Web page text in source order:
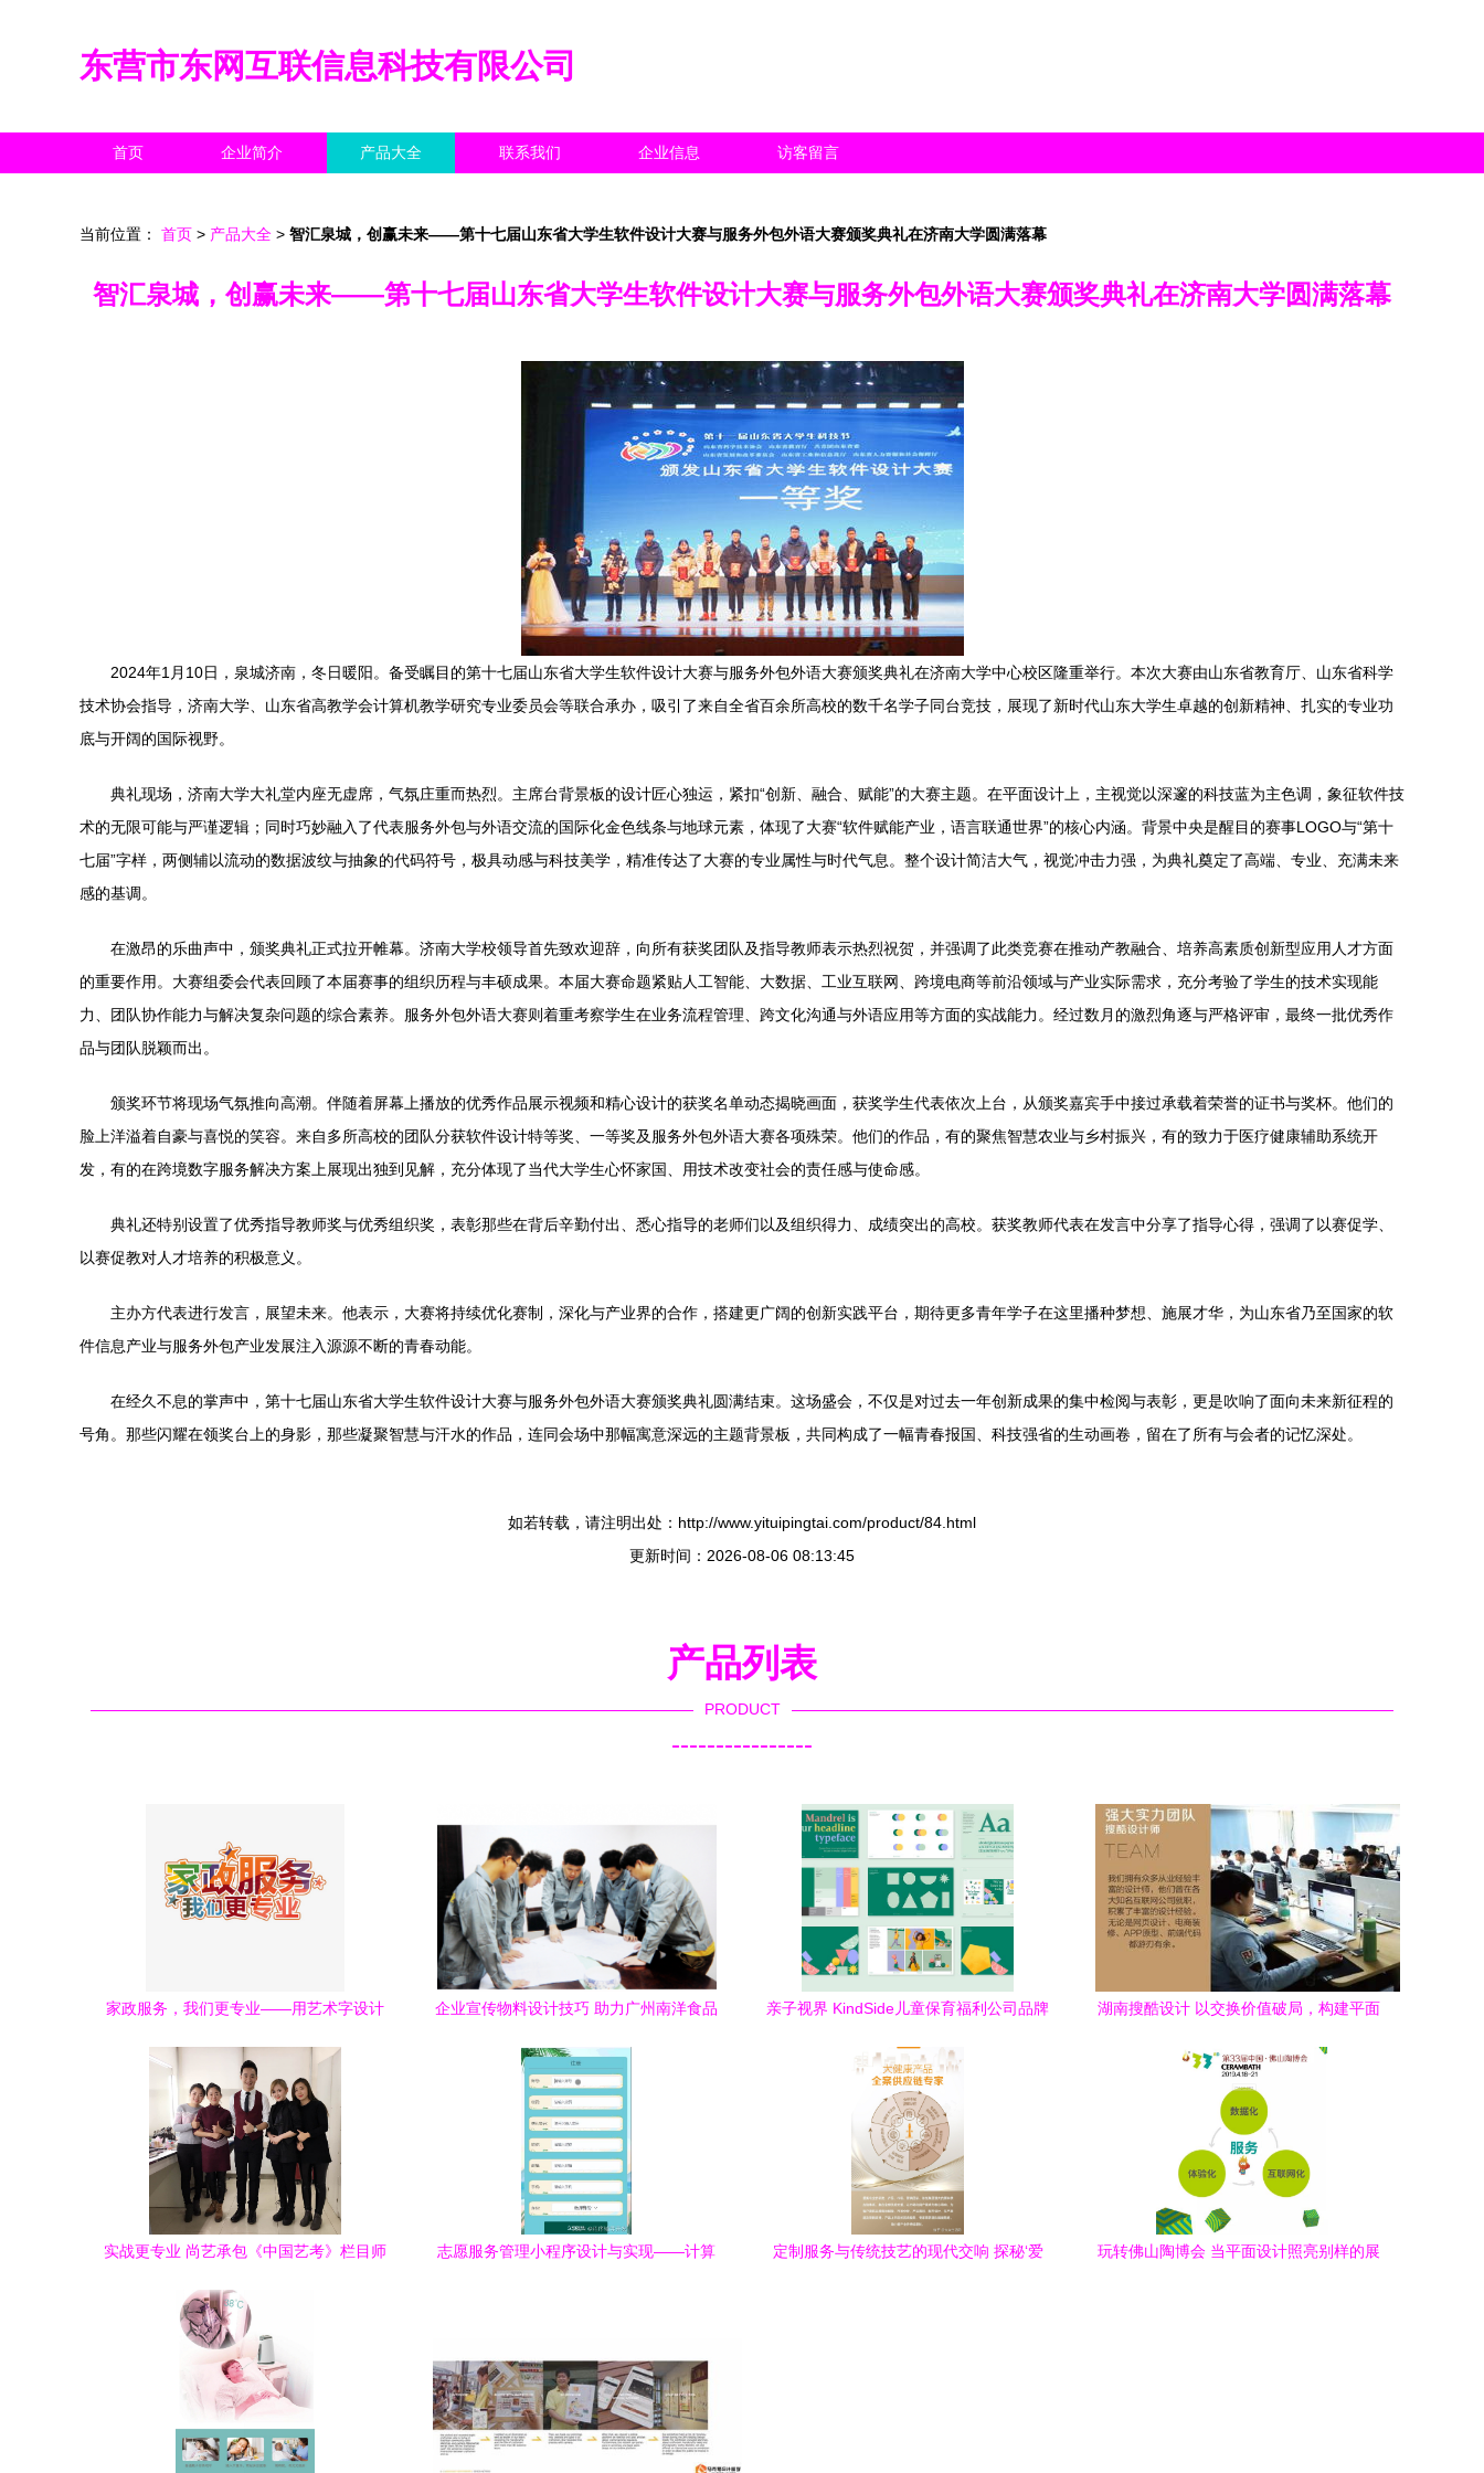
东营市东网互联信息科技有限公司
首页 企业简介 产品大全 联系我们 企业信息 访客留言
当前位置： 首页 > 产品大全 > 智汇泉城，创赢未来——第十七届山东省大学生软件设计大赛与服务外包外语大赛颁奖典礼在济南大学圆满落幕
智汇泉城，创赢未来——第十七届山东省大学生软件设计大赛与服务外包外语大赛颁奖典礼在济南大学圆满落幕
2024年1月10日，泉城济南，冬日暖阳。备受瞩目的第十七届山东省大学生软件设计大赛与服务外包外语大赛颁奖典礼在济南大学中心校区隆重举行。本次大赛由山东省教育厅、山东省科学
技术协会指导，济南大学、山东省高教学会计算机教学研究专业委员会等联合承办，吸引了来自全省百余所高校的数千名学子同台竞技，展现了新时代山东大学生卓越的创新精神、扎实的专业功
底与开阔的国际视野。
典礼现场，济南大学大礼堂内座无虚席，气氛庄重而热烈。主席台背景板的设计匠心独运，紧扣“创新、融合、赋能”的大赛主题。在平面设计上，主视觉以深邃的科技蓝为主色调，象征软件技
术的无限可能与严谨逻辑；同时巧妙融入了代表服务外包与外语交流的国际化金色线条与地球元素，体现了大赛“软件赋能产业，语言联通世界”的核心内涵。背景中央是醒目的赛事LOGO与“第十
七届”字样，两侧辅以流动的数据波纹与抽象的代码符号，极具动感与科技美学，精准传达了大赛的专业属性与时代气息。整个设计简洁大气，视觉冲击力强，为典礼奠定了高端、专业、充满未来
感的基调。
在激昂的乐曲声中，颁奖典礼正式拉开帷幕。济南大学校领导首先致欢迎辞，向所有获奖团队及指导教师表示热烈祝贺，并强调了此类竞赛在推动产教融合、培养高素质创新型应用人才方面
的重要作用。大赛组委会代表回顾了本届赛事的组织历程与丰硕成果。本届大赛命题紧贴人工智能、大数据、工业互联网、跨境电商等前沿领域与产业实际需求，充分考验了学生的技术实现能
力、团队协作能力与解决复杂问题的综合素养。服务外包外语大赛则着重考察学生在业务流程管理、跨文化沟通与外语应用等方面的实战能力。经过数月的激烈角逐与严格评审，最终一批优秀作
品与团队脱颖而出。
颁奖环节将现场气氛推向高潮。伴随着屏幕上播放的优秀作品展示视频和精心设计的获奖名单动态揭晓画面，获奖学生代表依次上台，从颁奖嘉宾手中接过承载着荣誉的证书与奖杯。他们的
脸上洋溢着自豪与喜悦的笑容。来自多所高校的团队分获软件设计特等奖、一等奖及服务外包外语大赛各项殊荣。他们的作品，有的聚焦智慧农业与乡村振兴，有的致力于医疗健康辅助系统开
发，有的在跨境数字服务解决方案上展现出独到见解，充分体现了当代大学生心怀家国、用技术改变社会的责任感与使命感。
典礼还特别设置了优秀指导教师奖与优秀组织奖，表彰那些在背后辛勤付出、悉心指导的老师们以及组织得力、成绩突出的高校。获奖教师代表在发言中分享了指导心得，强调了以赛促学、
以赛促教对人才培养的积极意义。
主办方代表进行发言，展望未来。他表示，大赛将持续优化赛制，深化与产业界的合作，搭建更广阔的创新实践平台，期待更多青年学子在这里播种梦想、施展才华，为山东省乃至国家的软
件信息产业与服务外包产业发展注入源源不断的青春动能。
在经久不息的掌声中，第十七届山东省大学生软件设计大赛与服务外包外语大赛颁奖典礼圆满结束。这场盛会，不仅是对过去一年创新成果的集中检阅与表彰，更是吹响了面向未来新征程的
号角。那些闪耀在领奖台上的身影，那些凝聚智慧与汗水的作品，连同会场中那幅寓意深远的主题背景板，共同构成了一幅青春报国、科技强省的生动画卷，留在了所有与会者的记忆深处。
如若转载，请注明出处：http://www.yituipingtai.com/product/84.html
更新时间：2026-08-06 08:13:45
产品列表
PRODUCT
----------------
家政服务，我们更专业——用艺术字设计
企业宣传物料设计技巧 助力广州南洋食品
亲子视界 KindSide儿童保育福利公司品牌
湖南搜酷设计 以交换价值破局，构建平面
实战更专业 尚艺承包《中国艺考》栏目师
志愿服务管理小程序设计与实现——计算
定制服务与传统技艺的现代交响 探秘‘爱
玩转佛山陶博会 当平面设计照亮别样的展